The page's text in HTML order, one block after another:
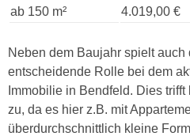
ab 150 m² 4.019,00 €
Neben dem Baujahr spielt
entscheidende Rolle bei dem
Immobilie in Bendfeld. Dies
zu, da es hier z.B. mit
überdurchschnittlich kleine